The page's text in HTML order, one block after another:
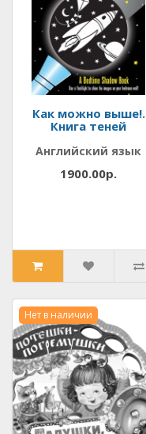
Как можно выше!.
Книга теней
Английский язык
1900.00р.
Нет в наличии